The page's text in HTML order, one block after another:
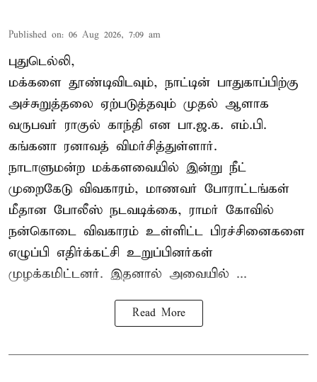
Published on: 06 Aug 2026, 7:09 am
புதுடெல்லி,
மக்களை தூண்டிவிடவும், நாட்டின் பாதுகாப்பிற்கு
அச்சுறுத்தலை ஏற்படுத்தவும் முதல் ஆளாக
வருபவர் ராகுல் காந்தி என பா.ஜ.க. எம்.பி.
கங்கனா ரனாவத் விமர்சித்துள்ளார்.
நாடாளுமன்ற மக்களவையில் இன்று நீட்
முறைகேடு விவகாரம், மாணவர் போராட்டங்கள்
மீதான போலீஸ் நடவடிக்கை, ராமர் கோவில்
நன்கொடை விவகாரம் உள்ளிட்ட பிரச்சினைகளை
எழுப்பி எதிர்க்கட்சி உறுப்பினர்கள்
முழக்கமிட்டனர். இதனால் அவையில் ...
Read More